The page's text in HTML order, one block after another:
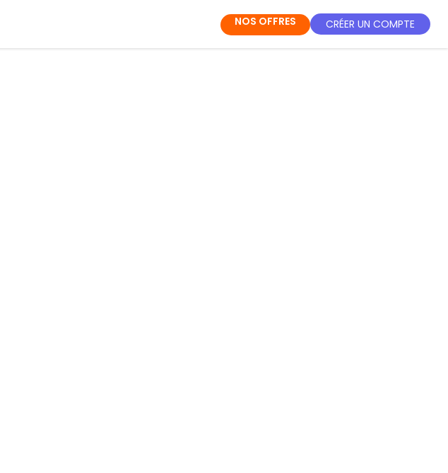
NOS OFFRES CRÉER UN COMPTE